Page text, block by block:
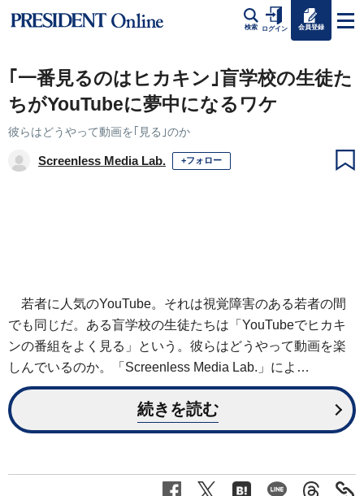
検索 ログイン 会員登録
｢一番見るのはヒカキン｣盲学校の生徒た
ちがYouTubeに夢中になるワケ
彼らはどうやって動画を｢見る｣のか
Screenless Media Lab. +フォロー
若者に人気のYouTube。それは視覚障害のある若者の間
でも同じだ。ある盲学校の生徒たちは「YouTubeでヒカキ
ンの番組をよく見る」という。彼らはどうやって動画を楽
しんでいるのか。「Screenless Media Lab.」によ…
続きを読む